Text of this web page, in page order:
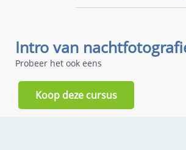
Intro van
Probeer het ook eens
Koop deze cursus